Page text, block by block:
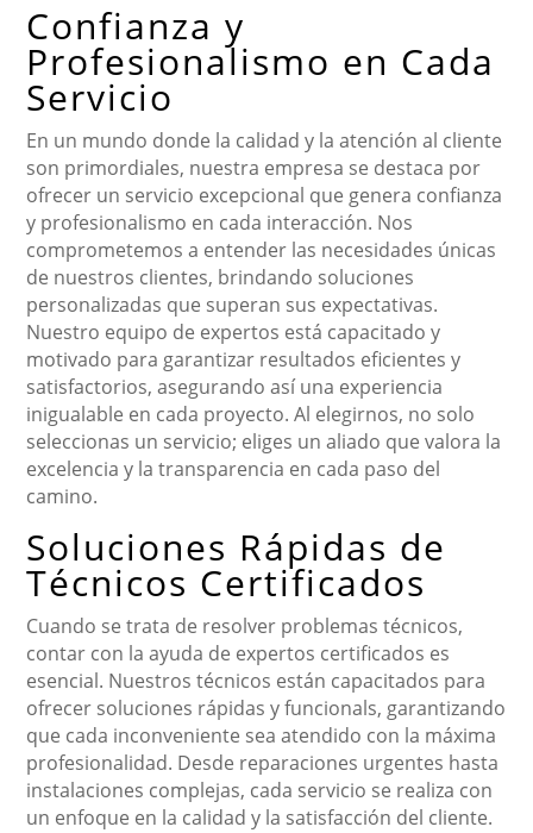
Confianza y
Profesionalismo en Cada
Servicio
En un mundo donde la calidad y la atención al cliente
son primordiales, nuestra empresa se destaca por
ofrecer un servicio excepcional que genera confianza
y profesionalismo en cada interacción. Nos
comprometemos a entender las necesidades únicas
de nuestros clientes, brindando soluciones
personalizadas que superan sus expectativas.
Nuestro equipo de expertos está capacitado y
motivado para garantizar resultados eficientes y
satisfactorios, asegurando así una experiencia
inigualable en cada proyecto. Al elegirnos, no solo
seleccionas un servicio; eliges un aliado que valora la
excelencia y la transparencia en cada paso del
camino.
Soluciones Rápidas de
Técnicos Certificados
Cuando se trata de resolver problemas técnicos,
contar con la ayuda de expertos certificados es
esencial. Nuestros técnicos están capacitados para
ofrecer soluciones rápidas y funcionals, garantizando
que cada inconveniente sea atendido con la máxima
profesionalidad. Desde reparaciones urgentes hasta
instalaciones complejas, cada servicio se realiza con
un enfoque en la calidad y la satisfacción del cliente.